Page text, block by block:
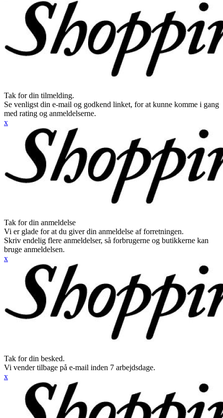
Tak for din tilmelding.
Se venligst din e-mail og godkend linket, for at kunne komme i gang
med rating og anmeldelserne.
x
Tak for din anmeldelse
Vi er glade for at du giver din anmeldelse af forretningen.
Skriv endelig flere anmeldelser, så forbrugerne og butikkerne kan
bruge anmeldelsen.
x
Tak for din besked.
Vi vender tilbage på e-mail inden 7 arbejdsdage.
x